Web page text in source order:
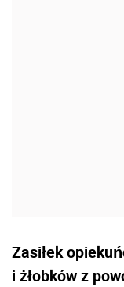
Zasiłek
i żłobków z